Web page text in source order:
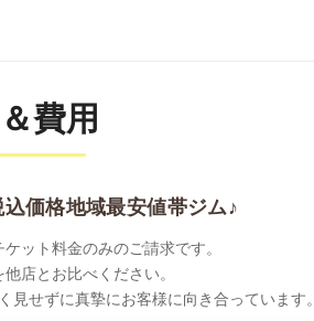
費用
価格地域最安値帯ジム♪
ット料金のみのご請求です。
店とお比べください。
せずに真摯にお客様に向き合っています。